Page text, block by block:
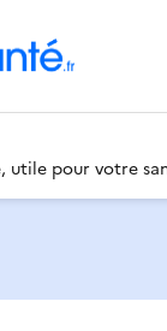
utile pour votre